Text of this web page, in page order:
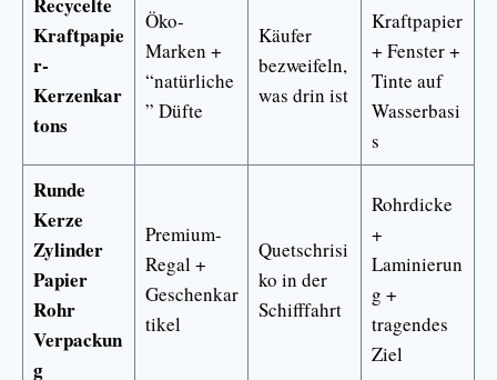
Kraftpapie
r-
Kerzenkar
tons
Öko-
Marken +
“natürliche
” Düfte
Käufer
bezweifeln,
was drin ist
Kraftpapier
+ Fenster +
Tinte auf
Wasserbasi
s
Runde
Kerze
Zylinder
Papier
Rohr
Verpackun
g
Premium-
Regal +
Geschenkar
tikel
Quetschrisi
ko in der
Schifffahrt
Rohrdicke
+
Laminierun
g +
tragendes
Ziel